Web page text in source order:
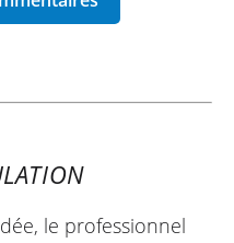
le professionnel